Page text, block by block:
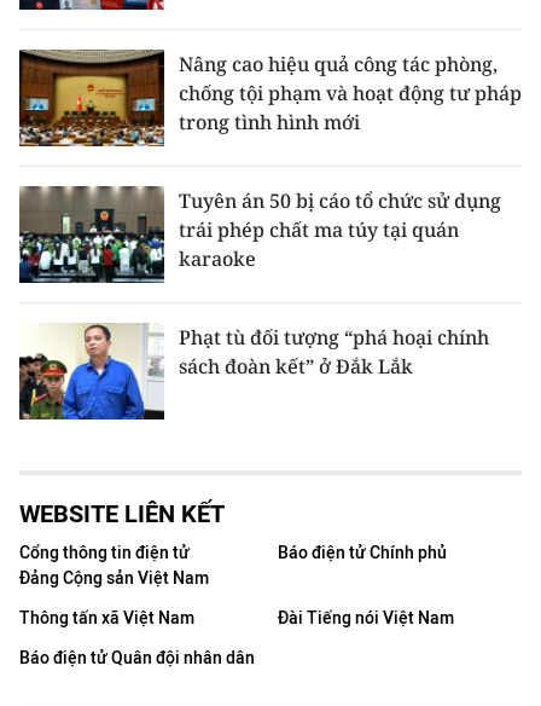
Nâng cao hiệu quả công tác phòng,
chống tội phạm và hoạt động tư pháp
trong tình hình mới
Tuyên án 50 bị cáo tổ chức sử dụng
trái phép chất ma túy tại quán
karaoke
Phạt tù đối tượng “phá hoại chính
sách đoàn kết” ở Đắk Lắk
WEBSITE LIÊN KẾT
Cổng thông tin điện tử
Đảng Cộng sản Việt Nam
Báo điện tử Chính phủ
Thông tấn xã Việt Nam
Đài Tiếng nói Việt Nam
Báo điện tử Quân đội nhân dân